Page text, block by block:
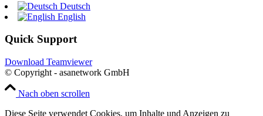
Deutsch
English
Quick Support
Download Teamviewer
© Copyright - asanetwork GmbH
Nach oben scrollen
Diese Seite verwendet Cookies, um Inhalte und Anzeigen zu